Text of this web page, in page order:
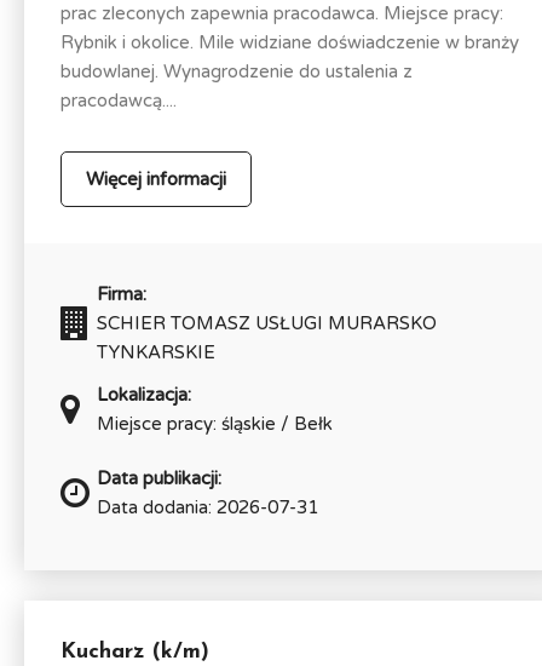
prac zleconych zapewnia pracodawca. Miejsce pracy:
Rybnik i okolice. Mile widziane doświadczenie w branży
budowlanej. Wynagrodzenie do ustalenia z
pracodawcą....
Więcej informacji
Firma:
SCHIER TOMASZ USŁUGI MURARSKO
TYNKARSKIE
Lokalizacja:
Miejsce pracy: śląskie / Bełk
Data publikacji:
Data dodania: 2026-07-31
Kucharz (k/m)